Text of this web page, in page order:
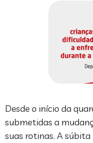
Desde o início da
submetidas a
suas rotinas. A